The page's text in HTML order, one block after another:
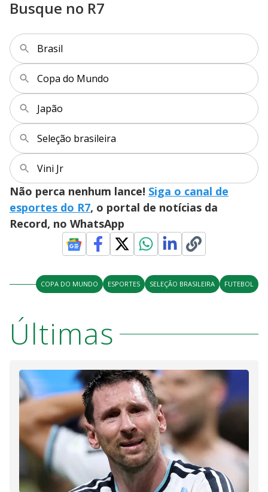
Busque no R7
Brasil
Copa do Mundo
Japão
Seleção brasileira
Vini Jr
Não perca nenhum lance! Siga o canal de
esportes do R7, o portal de notícias da
Record, no WhatsApp
COPA DO MUNDO ESPORTES SELEÇÃO BRASILEIRA FUTEBOL
Últimas